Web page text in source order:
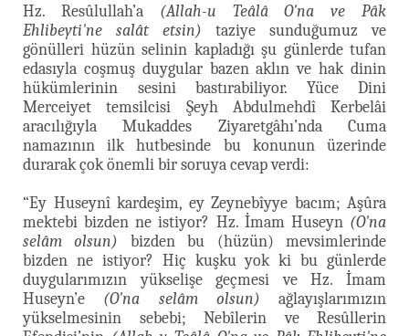
Hz. Resûlullah’a (Allah-u Teâlâ O'na ve Pâk
Ehlibeyti'ne salât etsin) taziye sunduğumuz ve
gönülleri hüzün selinin kapladığı şu günlerde tufan
edasıyla coşmuş duygular bazen aklın ve hak dinin
hükümlerinin sesini bastırabiliyor. Yüce Dini
Merceiyet temsilcisi Şeyh Abdulmehdî Kerbelâi
aracılığıyla Mukaddes Ziyaretgâhı’nda Cuma
namazının ilk hutbesinde bu konunun üzerinde
durarak çok önemli bir soruya cevap verdi:
“Ey Huseynî kardeşim, ey Zeynebîyye bacım; Aşûra
mektebi bizden ne istiyor? Hz. İmam Huseyn (O'na
selâm olsun) bizden bu (hüzün) mevsimlerinde
bizden ne istiyor? Hiç kuşku yok ki bu günlerde
duygularımızın yükselişe geçmesi ve Hz. İmam
Huseyn’e (O'na selâm olsun) ağlayışlarımızın
yükselmesinin sebebi; Nebîlerin ve Resûllerin